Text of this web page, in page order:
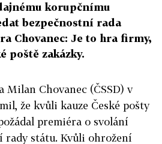
korupčnímu
bezpečnostní rada
Chovanec: Je to hra firmy,
poště zakázky.
Chovanec (ČSSD) v
že kvůli kauze České pošty
premiéra o svolání
rady státu. Kvůli ohrožení